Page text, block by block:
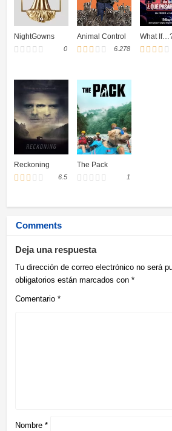
NightGowns
0
Animal Control
6.278
What
Reckoning
6.5
The Pack
1
Comments
Deja una respuesta
Tu dirección de correo electrónico no será
obligatorios están marcados con *
Comentario *
Nombre *